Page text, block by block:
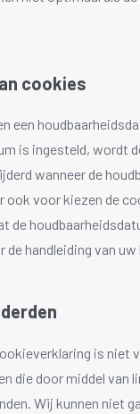
cookies
een
is ingesteld, wordt
wanneer de
ook voor kiezen de
de
de handleiding van
is niet
die door middel van
Wij kunnen niet